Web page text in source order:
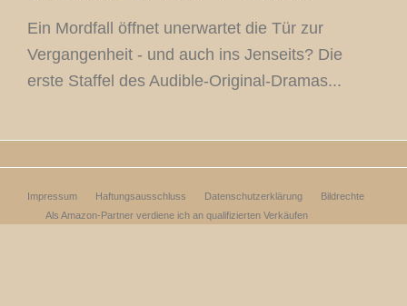
Ein Mordfall öffnet unerwartet die Tür zur
Vergangenheit - und auch ins Jenseits? Die
erste Staffel des Audible-Original-Dramas...
Impressum Haftungsausschluss Datenschutzerklärung
Bildrechte
Als Amazon-Partner verdiene ich an qualifizierten Verkäufen